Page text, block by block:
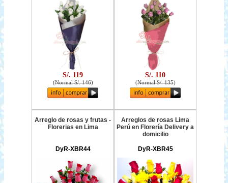
S/. 119
(Normal S/. 146)
S/. 110
(Normal S/. 135)
Arreglo de rosas y frutas -
Florerias en Lima
DyR-XBR44
Arreglos de rosas Lima
Perú en Florería Delivery a
domicilio
DyR-XBR45